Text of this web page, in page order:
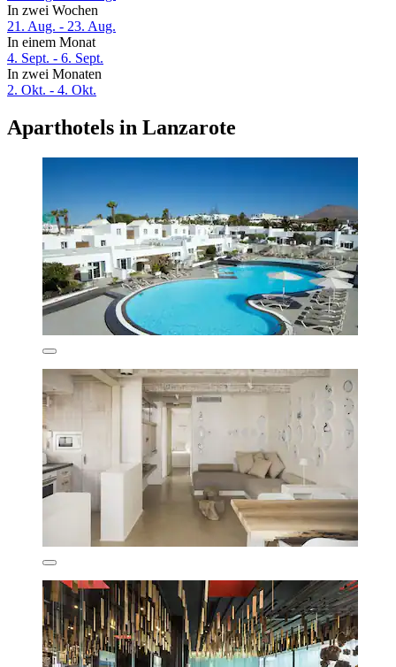
In zwei Wochen
21. Aug. - 23. Aug.
In einem Monat
4. Sept. - 6. Sept.
In zwei Monaten
2. Okt. - 4. Okt.
Aparthotels in Lanzarote